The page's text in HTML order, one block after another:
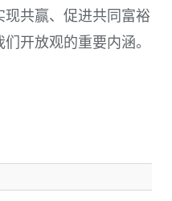
共赢、促进共同富裕
开放观的重要内涵。